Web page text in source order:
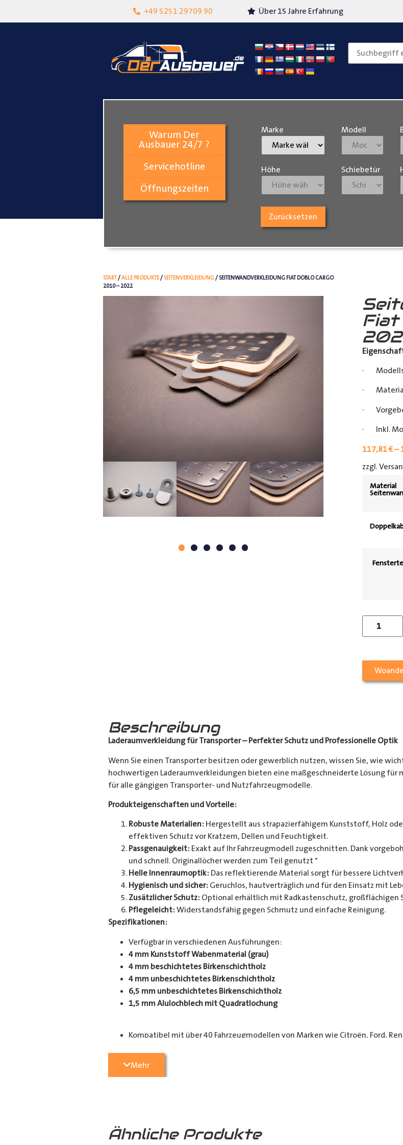
+49 5251 29709 90
Lokalgeschäft in Paderborn Über 15 Jahre Erfahrung
Warum Der
Ausbauer 24/7 ?
Servicehotline
Öffnungszeiten
Marke Modell
Höhe Schiebetür
Zurücksetzen
START/ALLE PRODUKTE/ SEITENVERKLEIDUNG/ SEITENWANDVERKLEIDUNG FIAT DOBLO CARGO
2010 – 2022
Fiat
·
·
·
· Inkl.
117,81€–
zzgl.
Material
Beschreibung
Laderaumverkleidung für Transporter – Perfekter Schutz und Professionelle Optik
Wenn Sie einen Transporter besitzen oder gewerblich nutzen, wissen Sie, wie
hochwertigen Laderaumverkleidungen bieten eine maßgeschneiderte Lösung für
für alle gängigen Transporter- und Nutzfahrzeugmodelle.
Produkteigenschaften und Vorteile:
Robuste Materialien: Hergestellt aus strapazierfähigem Kunststoff, Holz
effektiven Schutz vor Kratzern, Dellen und Feuchtigkeit.
Passgenauigkeit: Exakt auf Ihr Fahrzeugmodell zugeschnitten. Dank
und schnell. Originallöcher werden zum Teil genutzt *
Helle Innenraumoptik: Das reflektierende Material sorgt für bessere
Hygienisch und sicher: Geruchlos, hautverträglich und für den Einsatz mit
Zusätzlicher Schutz: Optional erhältlich mit Radkastenschutz, großflächigen
Pflegeleicht: Widerstandsfähig gegen Schmutz und einfache Reinigung.
Spezifikationen:
Verfügbar in verschiedenen Ausführungen:
4 mm Kunststoff Wabenmaterial (grau)
4 mm beschichtetes Birkenschichtholz
4 mm unbeschichtetes Birkenschichtholz
6,5 mm unbeschichtetes Birkenschichtholz
1,5 mm Alulochblech mit Quadratlochung
Kompatibel mit über 40 Fahrzeugmodellen von Marken wie Citroën, Ford,
Perfekt geeignet für Handwerker, Kurier- und Lieferdienste sowie
Schutz für Ihren Laderaum, wodurch Ihr Fahrzeug länger in Top-Zustand bleibt.
Mehr
Ähnliche Produkte